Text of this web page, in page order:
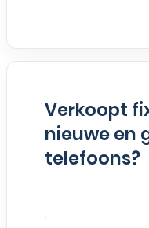
Verkoopt
nieuwe en
telefoons?